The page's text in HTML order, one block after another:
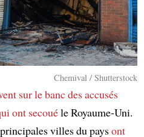
Chemival / Shutterstock
sur le banc des accusés
ont secouéle Royaume-Uni.
villes du paysont